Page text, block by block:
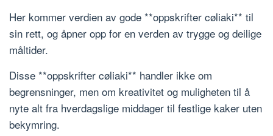
Her kommer verdien av gode **oppskrifter cøliaki** til
sin rett, og åpner opp for en verden av trygge og deilige
måltider.
Disse **oppskrifter cøliaki** handler ikke om
begrensninger, men om kreativitet og muligheten til å
nyte alt fra hverdagslige middager til festlige kaker uten
bekymring.